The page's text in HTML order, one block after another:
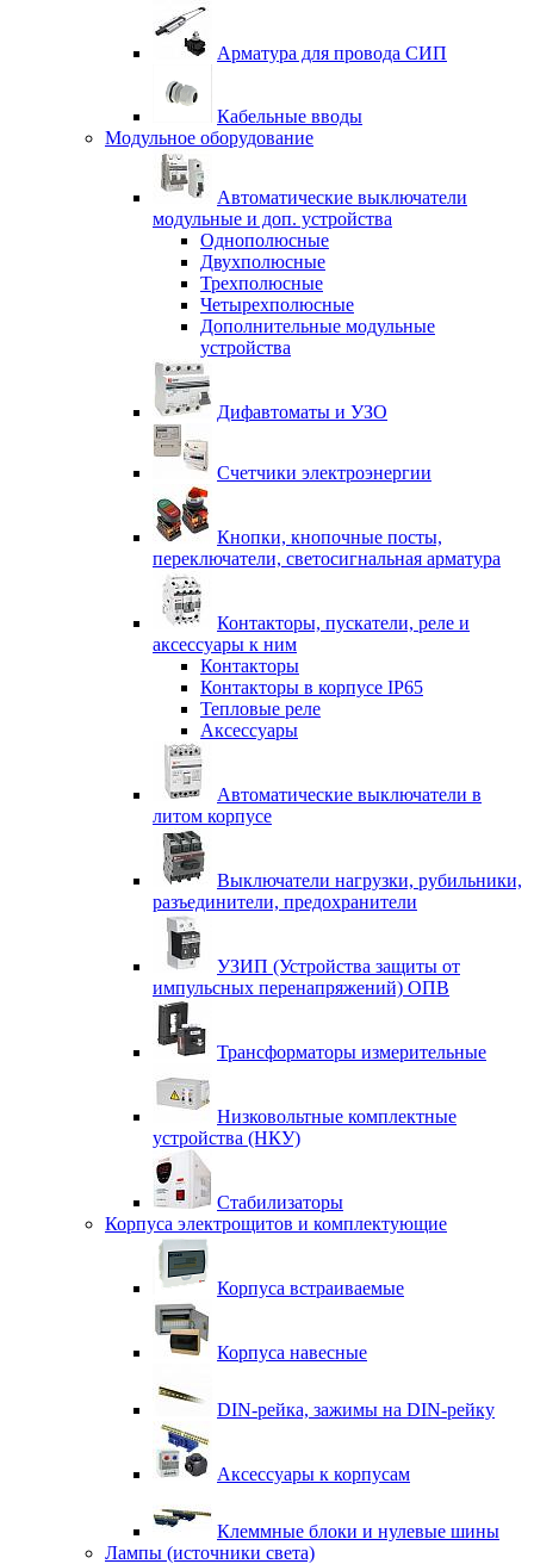
Арматура для провода СИП
Кабельные вводы
Модульное оборудование
Автоматические выключатели
модульные и доп. устройства
Однополюсные
Двухполюсные
Трехполюсные
Четырехполюсные
Дополнительные модульные
устройства
Дифавтоматы и УЗО
Счетчики электроэнергии
Кнопки, кнопочные посты,
переключатели, светосигнальная арматура
Контакторы, пускатели, реле и
аксессуары к ним
Контакторы
Контакторы в корпусе IP65
Тепловые реле
Аксессуары
Автоматические выключатели в
литом корпусе
Выключатели нагрузки, рубильники,
разъединители, предохранители
УЗИП (Устройства защиты от
импульсных перенапряжений) ОПВ
Трансформаторы измерительные
Низковольтные комплектные
устройства (НКУ)
Стабилизаторы
Корпуса электрощитов и комплектующие
Корпуса встраиваемые
Корпуса навесные
DIN-рейка, зажимы на DIN-рейку
Аксессуары к корпусам
Клеммные блоки и нулевые шины
Лампы (источники света)